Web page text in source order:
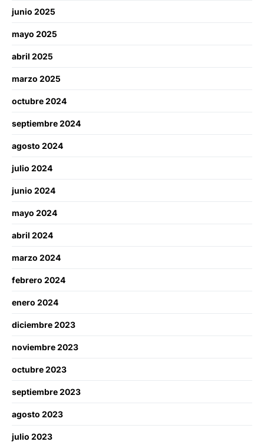
junio 2025
mayo 2025
abril 2025
marzo 2025
octubre 2024
septiembre 2024
agosto 2024
julio 2024
junio 2024
mayo 2024
abril 2024
marzo 2024
febrero 2024
enero 2024
diciembre 2023
noviembre 2023
octubre 2023
septiembre 2023
agosto 2023
julio 2023